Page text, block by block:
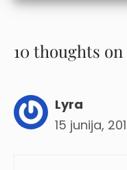
10 thoughts on
Lyra
15 junija,